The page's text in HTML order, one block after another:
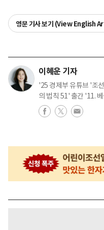
영문 기사 보기 (View English
이혜운 기자
'25 경제부 유튜브 '조
의 법칙 51' 출간 '11.